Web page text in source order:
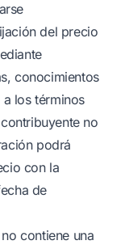
del precio
conocimientos
los términos
no
podrá
con la
de
contiene una